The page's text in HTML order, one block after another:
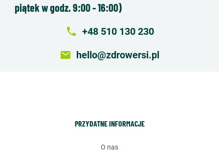
piątek w godz. 9:00 - 16:00)
local_phone +48 510 130 230
email hello@zdrowersi.pl
PRZYDATNE INFORMACJE
o nas